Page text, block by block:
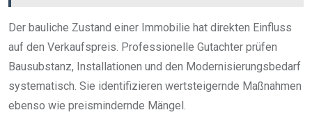
Der bauliche Zustand einer Immobilie hat direkten Einfluss
auf den Verkaufspreis. Professionelle Gutachter prüfen
Bausubstanz, Installationen und den Modernisierungsbedarf
systematisch. Sie identifizieren wertsteigernde Maßnahmen
ebenso wie preismindernde Mängel.